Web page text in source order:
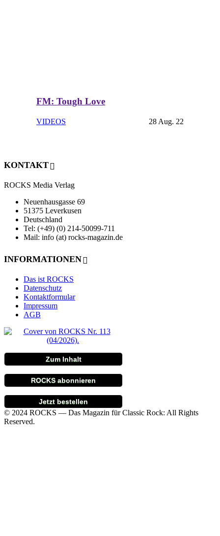
FM: Tough Love
VIDEOS 28 Aug. 22
KONTAKT
ROCKS Media Verlag
Neuenhausgasse 69
51375 Leverkusen
Deutschland
Tel: (+49) (0) 214-50099-711
Mail: info (at) rocks-magazin.de
INFORMATIONEN
Das ist ROCKS
Datenschutz
Kontaktformular
Impressum
AGB
Zum Inhalt
ROCKS abonnieren
Jetzt bestellen
© 2024 ROCKS — Das Magazin für Classic Rock: All Rights
Reserved.